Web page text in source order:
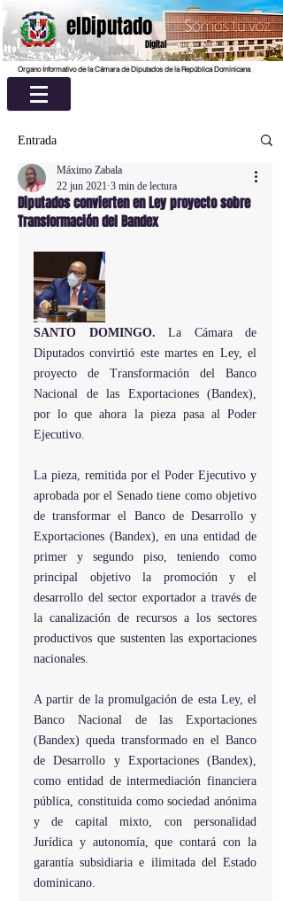
elDiputado
Digital
Organo Informativo de la Cámara de Diputados de la República Dominicana
Entrada
Diputados convierten en Ley proyecto sobre
Transformación del Bandex
Máximo Zabala
22 jun 2021 3 min de lectura
SANTO DOMINGO. La Cámara de
Diputados convirtió este martes en Ley, el
proyecto de Transformación del Banco
Nacional de las Exportaciones (Bandex),
por lo que ahora la pieza pasa al Poder
Ejecutivo.
La pieza, remitida por el Poder Ejecutivo y
aprobada por el Senado tiene como objetivo
de transformar el Banco de Desarrollo y
Exportaciones (Bandex), en una entidad de
primer y segundo piso, teniendo como
principal objetivo la promoción y el
desarrollo del sector exportador a través de
la canalización de recursos a los sectores
productivos que sustenten las exportaciones
nacionales.
A partir de la promulgación de esta Ley, el
Banco Nacional de las Exportaciones
(Bandex) queda transformado en el Banco
de Desarrollo y Exportaciones (Bandex),
como entidad de intermediación financiera
pública, constituida como sociedad anónima
y de capital mixto, con personalidad
Jurídica y autonomía, que contará con la
garantía subsidiaria e ilimitada del Estado
dominicano.